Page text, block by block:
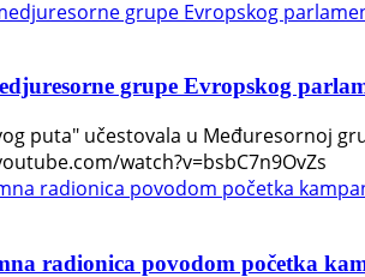
grupe Evropskog
puta" učestovala u Međuresornoj
watch?v=bsbC7n9OvZs
radionica povodom početka